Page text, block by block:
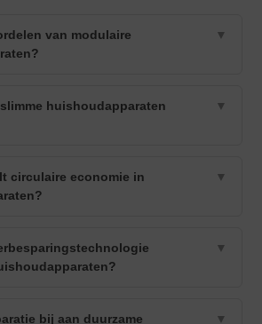
van modulaire
▼
huishoudapparaten
▼
circulaire economie in
▼
▼
bij aan duurzame ▼